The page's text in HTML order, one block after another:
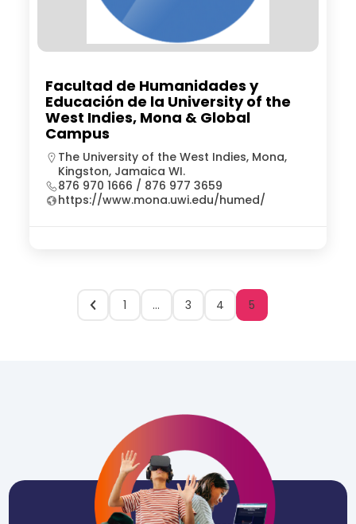
Facultad de Humanidades y
Educación de la University of the
West Indies, Mona & Global
Campus
The University of the West Indies, Mona,
Kingston, Jamaica WI.
876 970 1666 / 876 977 3659
https://www.mona.uwi.edu/humed/
1 … 3 4 5